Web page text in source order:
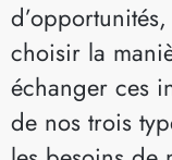
choisir la
échanger ces
de nos trois